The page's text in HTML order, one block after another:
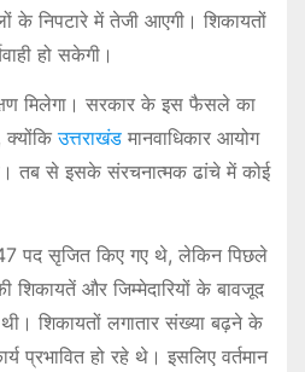
के निपटारे में तेजी आएगी। शिकायतों
हो सकेगी।
मिलेगा। सरकार के इस फैसले का
उत्तराखंडमानवाधिकार आयोग
तब से इसके संरचनात्मक ढांचे में कोई
पद सृजित किए गए थे, लेकिन पिछले
शिकायतें और जिम्मेदारियों के बावजूद
शिकायतों लगातार संख्या बढ़ने के
प्रभावित हो रहे थे। इसलिए वर्तमान